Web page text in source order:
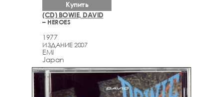
(CD) BOWIE, DAVID
– HEROES
1977
ИЗДАНИЕ 2007
EMI
Japan
Купить